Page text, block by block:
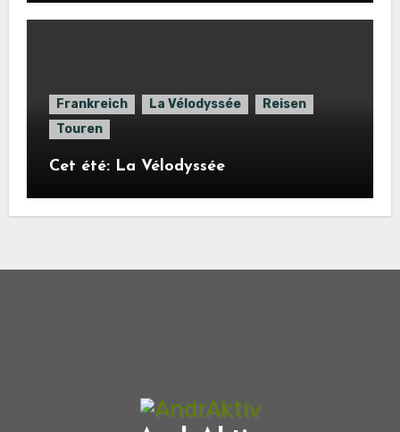
Frankreich La Vélodyssée
Reisen
Touren
Cet été: La Vélodyssée